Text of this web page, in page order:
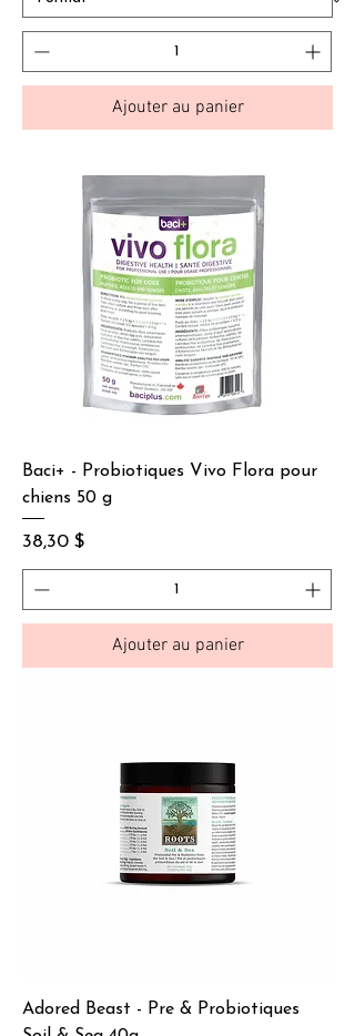
Ajouter au panier
Baci+ - Probiotiques Vivo Flora pour
chiens 50 g
Prix
38,30 $
Ajouter au panier
Adored Beast - Pre & Probiotiques